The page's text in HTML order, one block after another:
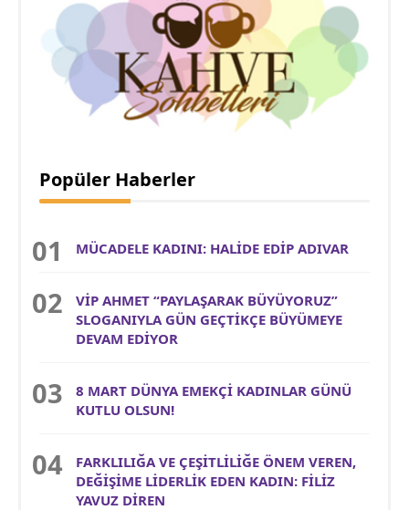
Popüler Haberler
MÜCADELE KADINI: HALİDE EDİP ADIVAR
VİP AHMET “PAYLAŞARAK BÜYÜYORUZ”
SLOGANIYLA GÜN GEÇTİKÇE BÜYÜMEYE
DEVAM EDİYOR
8 MART DÜNYA EMEKÇİ KADINLAR GÜNÜ
KUTLU OLSUN!
FARKLILIĞA VE ÇEŞİTLİLİĞE ÖNEM VEREN,
DEĞİŞİME LİDERLİK EDEN KADIN: FİLİZ
YAVUZ DİREN